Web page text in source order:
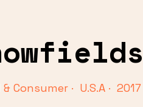
Consumer · U.S.A · 2017